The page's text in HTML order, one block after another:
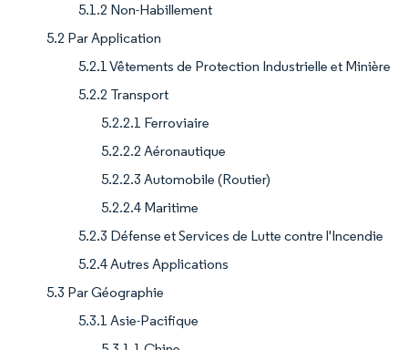
5.1.2 Non-Habillement
5.2 Par Application
5.2.1 Vêtements de Protection Industrielle et Minière
5.2.2 Transport
5.2.2.1 Ferroviaire
5.2.2.2 Aéronautique
5.2.2.3 Automobile (Routier)
5.2.2.4 Maritime
5.2.3 Défense et Services de Lutte contre l'Incendie
5.2.4 Autres Applications
5.3 Par Géographie
5.3.1 Asie-Pacifique